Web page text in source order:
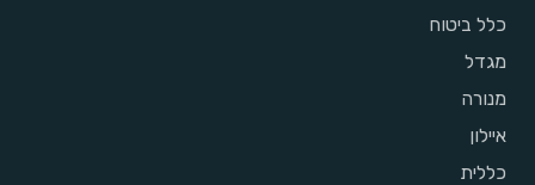
כלל ביטוח
מגדל
מנורה
איילון
כללית